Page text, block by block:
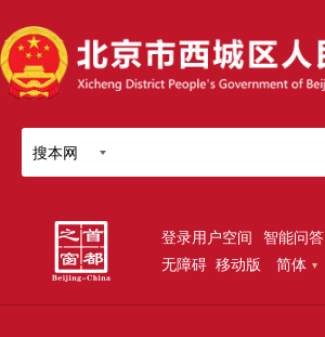
搜本网
登录用户空间 智能问答
无障碍 移动版 简体